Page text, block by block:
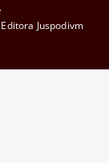
Editora Juspodivm